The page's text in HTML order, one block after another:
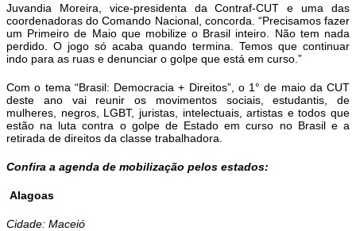
Juvandia Moreira, vice-presidenta da Contraf-CUT e uma das
coordenadoras do Comando Nacional, concorda. “Precisamos fazer
um Primeiro de Maio que mobilize o Brasil inteiro. Não tem nada
perdido. O jogo só acaba quando termina. Temos que continuar
indo para as ruas e denunciar o golpe que está em curso.”
Com o tema “Brasil: Democracia + Direitos”, o 1° de maio da CUT
deste ano vai reunir os movimentos sociais, estudantis, de
mulheres, negros, LGBT, juristas, intelectuais, artistas e todos que
estão na luta contra o golpe de Estado em curso no Brasil e a
retirada de direitos da classe trabalhadora.
Confira a agenda de mobilização pelos estados:
Alagoas
Cidade: Maceió